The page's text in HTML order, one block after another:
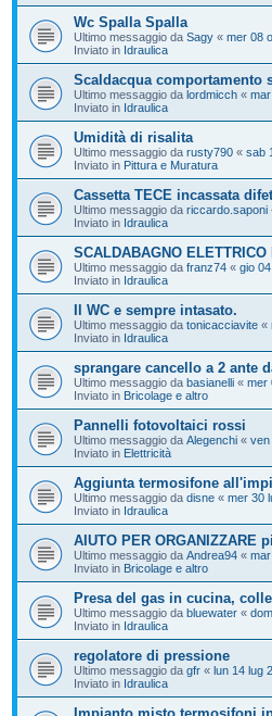
Wc Spalla Spalla
Ultimo messaggio da Sagy « mer 08
Inviato in Idraulica
Scaldacqua comportamento
Ultimo messaggio da lordmicch «
Inviato in Idraulica
Umidità di risalita
Ultimo messaggio da rusty790 « sab
Inviato in Pittura e Muratura
Cassetta TECE incassata
Ultimo messaggio da riccardo.saponi
Inviato in Idraulica
SCALDABAGNO
Ultimo messaggio da franz74 « gio
Inviato in Idraulica
Il WC e sempre intasato.
Ultimo messaggio da tonicacciavite «
Inviato in Idraulica
sprangare cancello a 2 ante
Ultimo messaggio da basianelli « mer
Inviato in Bricolage e altro
Pannelli fotovoltaici rossi
Ultimo messaggio da Alegenchi « ven
Inviato in Elettricità
Aggiunta termosifone
Ultimo messaggio da disne « mer 30
Inviato in Idraulica
AIUTO PER ORGANIZZARE
Ultimo messaggio da Andrea94 «
Inviato in Bricolage e altro
Presa del gas in cucina,
Ultimo messaggio da bluewater «
Inviato in Idraulica
regolatore di pressione
Ultimo messaggio da gfr « lun 14 lug
Inviato in Idraulica